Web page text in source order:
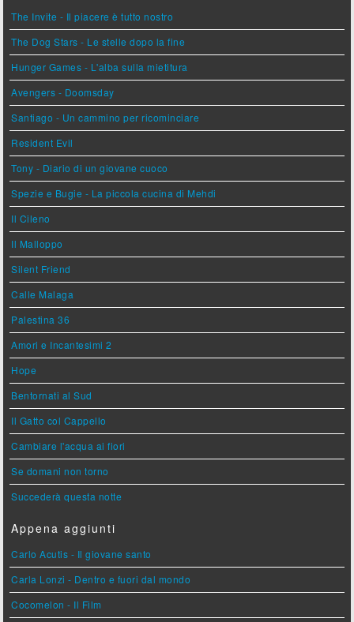
The Invite - Il piacere è tutto nostro
The Dog Stars - Le stelle dopo la fine
Hunger Games - L'alba sulla mietitura
Avengers - Doomsday
Santiago - Un cammino per ricominciare
Resident Evil
Tony - Diario di un giovane cuoco
Spezie e Bugie - La piccola cucina di Mehdi
Il Cileno
Il Malloppo
Silent Friend
Calle Malaga
Palestina 36
Amori e Incantesimi 2
Hope
Bentornati al Sud
Il Gatto col Cappello
Cambiare l'acqua ai fiori
Se domani non torno
Succederà questa notte
Appena aggiunti
Carlo Acutis - Il giovane santo
Carla Lonzi - Dentro e fuori dal mondo
Cocomelon - Il Film